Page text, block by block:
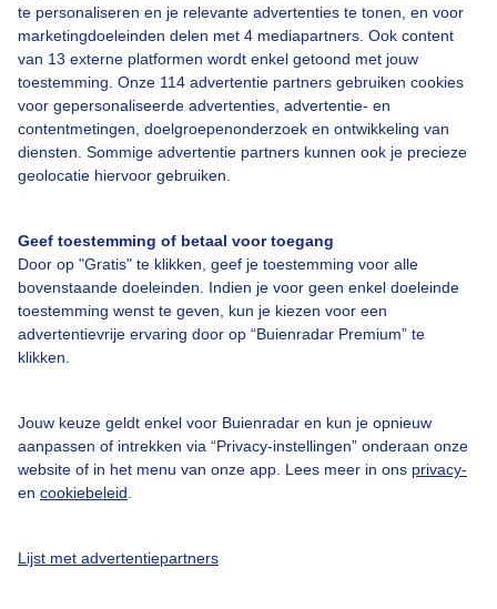
te personaliseren en je relevante advertenties te tonen, en voor
marketingdoeleinden delen met 4 mediapartners. Ook content
van 13 externe platformen wordt enkel getoond met jouw
toestemming. Onze 114 advertentie partners gebruiken cookies
voor gepersonaliseerde advertenties, advertentie- en
contentmetingen, doelgroepenonderzoek en ontwikkeling van
diensten. Sommige advertentie partners kunnen ook je precieze
geolocatie hiervoor gebruiken.
Geef toestemming of betaal voor toegang
Door op "Gratis" te klikken, geef je toestemming voor alle
bovenstaande doeleinden. Indien je voor geen enkel doeleinde
toestemming wenst te geven, kun je kiezen voor een
advertentievrije ervaring door op “Buienradar Premium” te
klikken.
Jouw keuze geldt enkel voor Buienradar en kun je opnieuw
aanpassen of intrekken via “Privacy-instellingen” onderaan onze
website of in het menu van onze app. Lees meer in ons privacy-
en cookiebeleid
Lijst met advertentiepartners
Over Buienradar
Bedrijfsgegevens
Contact
Toegankelijkheid
Gebruikersvoorwaarden
Adverteren
Privacy beleid
Cookie beleid